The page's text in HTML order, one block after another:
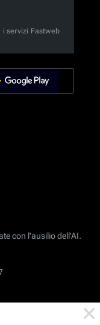
servizi Fastweb
con l'ausilio dell'AI.